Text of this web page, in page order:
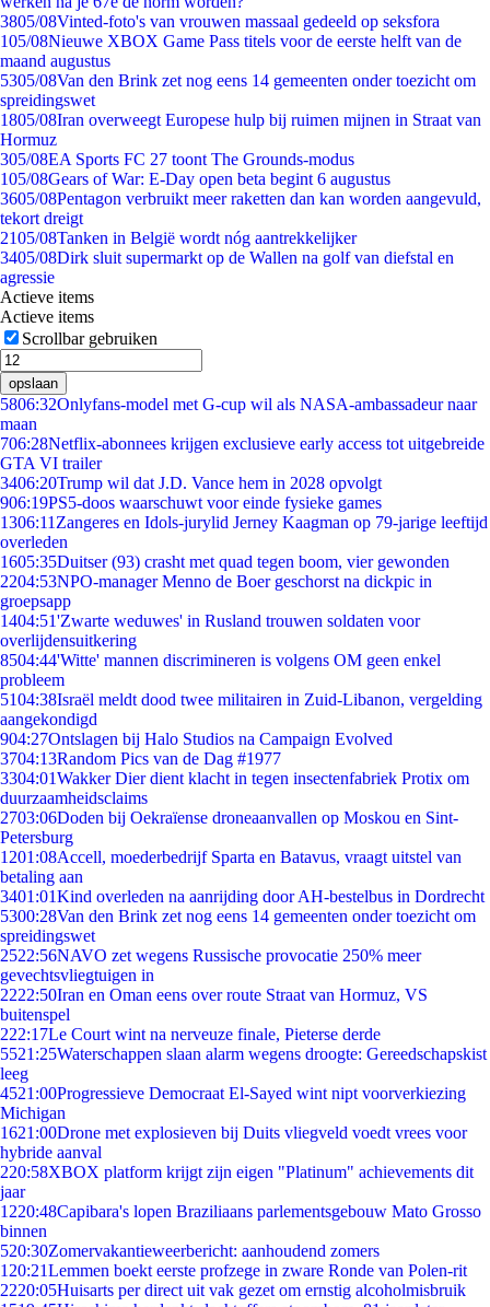
3805/08Vinted-foto's van vrouwen massaal gedeeld op seksfora
105/08Nieuwe XBOX Game Pass titels voor de eerste helft van de
maand augustus
5305/08Van den Brink zet nog eens 14 gemeenten onder toezicht om
spreidingswet
1805/08Iran overweegt Europese hulp bij ruimen mijnen in Straat van
Hormuz
305/08EA Sports FC 27 toont The Grounds-modus
105/08Gears of War: E-Day open beta begint 6 augustus
3605/08Pentagon verbruikt meer raketten dan kan worden aangevuld,
tekort dreigt
2105/08Tanken in België wordt nóg aantrekkelijker
3405/08Dirk sluit supermarkt op de Wallen na golf van diefstal en
agressie
Actieve items
Actieve items
Scrollbar gebruiken
opslaan
5806:32Onlyfans-model met G-cup wil als NASA-ambassadeur naar
maan
706:28Netflix-abonnees krijgen exclusieve early access tot uitgebreide
GTA VI trailer
3406:20Trump wil dat J.D. Vance hem in 2028 opvolgt
906:19PS5-doos waarschuwt voor einde fysieke games
1306:11 Zangeres en Idols-jurylid Jerney Kaagman op 79-jarige leeftijd
overleden
1605:35Duitser (93) crasht met quad tegen boom, vier gewonden
2204:53NPO-manager Menno de Boer geschorst na dickpic in
groepsapp
1404:51'Zwarte weduwes' in Rusland trouwen soldaten voor
overlijdensuitkering
8504:44'Witte' mannen discrimineren is volgens OM geen enkel
probleem
5104:38Israël meldt dood twee militairen in Zuid-Libanon, vergelding
aangekondigd
904:27Ontslagen bij Halo Studios na Campaign Evolved
3704:13Random Pics van de Dag #1977
3304:01Wakker Dier dient klacht in tegen insectenfabriek Protix om
duurzaamheidsclaims
2703:06Doden bij Oekraïense droneaanvallen op Moskou en Sint-
Petersburg
1201:08Accell, moederbedrijf Sparta en Batavus, vraagt uitstel van
betaling aan
3401:01Kind overleden na aanrijding door AH-bestelbus in Dordrecht
5300:28Van den Brink zet nog eens 14 gemeenten onder toezicht om
spreidingswet
2522:56NAVO zet wegens Russische provocatie 250% meer
gevechtsvliegtuigen in
2222:50Iran en Oman eens over route Straat van Hormuz, VS
buitenspel
222:17Le Court wint na nerveuze finale, Pieterse derde
5521:25Waterschappen slaan alarm wegens droogte: Gereedschapskist
leeg
4521:00Progressieve Democraat El-Sayed wint nipt voorverkiezing
Michigan
1621:00Drone met explosieven bij Duits vliegveld voedt vrees voor
hybride aanval
220:58XBOX platform krijgt zijn eigen "Platinum" achievements dit
jaar
1220:48Capibara's lopen Braziliaans parlementsgebouw Mato Grosso
binnen
520:30Zomervakantieweerbericht: aanhoudend zomers
1 20:21Lemmen boekt eerste profzege in zware Ronde van Polen-rit
2220:05Huisarts per direct uit vak gezet om ernstig alcoholmisbruik